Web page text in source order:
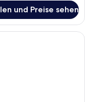
und Preise sehen
mit zwei Betten,